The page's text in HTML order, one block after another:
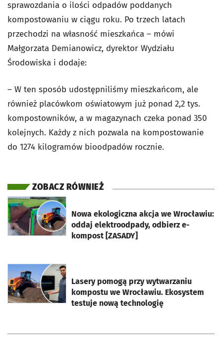
sprawozdania o ilości odpadów poddanych
kompostowaniu w ciągu roku. Po trzech latach
przechodzi na własność mieszkańca – mówi
Małgorzata Demianowicz, dyrektor Wydziału
Środowiska i dodaje:
– W ten sposób udostępniliśmy mieszkańcom, ale
również placówkom oświatowym już ponad 2,2 tys.
kompostowników, a w magazynach czeka ponad 350
kolejnych. Każdy z nich pozwala na kompostowanie
do 1274 kilogramów bioodpadów rocznie.
ZOBACZ RÓWNIEŻ
Nowa ekologiczna akcja we Wrocławiu:
oddaj elektroodpady, odbierz e-
kompost [ZASADY]
otworzy się w nowej karcie
Lasery pomogą przy wytwarzaniu
kompostu we Wrocławiu. Ekosystem
testuje nową technologię
otworzy się w nowej karcie